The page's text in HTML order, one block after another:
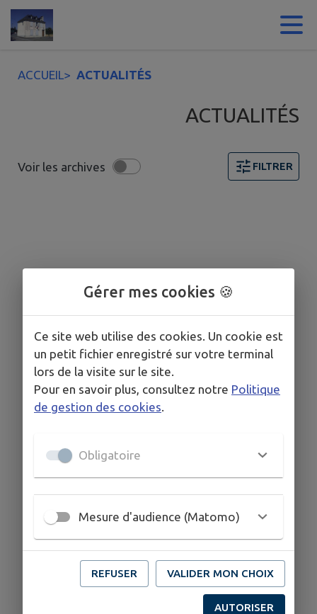
Contenu
ACCUEIL> ACTUALITÉS
ACTUALITÉS
Voir les archives FILTRER
Aucune actualité
Aucune actualité.
Gérer mes cookies 🍪
Ce site web utilise des cookies. Un cookie est
un petit fichier enregistré sur votre terminal
lors de la visite sur le site.
Pour en savoir plus, consultez notre Politique
de gestion des cookies
Obligatoire
Mesure d'audience (Matomo)
REFUSER VALIDER MON CHOIX
AUTORISER